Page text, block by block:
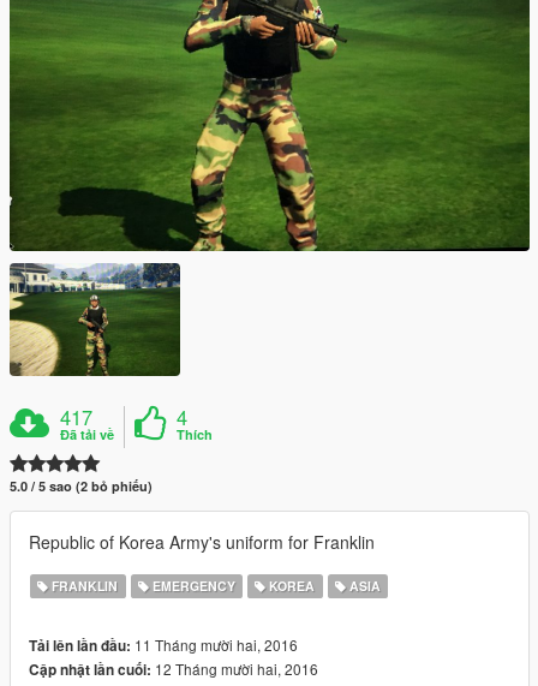
417
Đã tải về
4
Thích
5.0 / 5 sao (2 bỏ phiếu)
Republic of Korea Army's uniform for Franklin
FRANKLIN EMERGENCY KOREA ASIA
Tải lên lần đầu: 11 Tháng mười hai, 2016
Cập nhật lần cuối: 12 Tháng mười hai, 2016